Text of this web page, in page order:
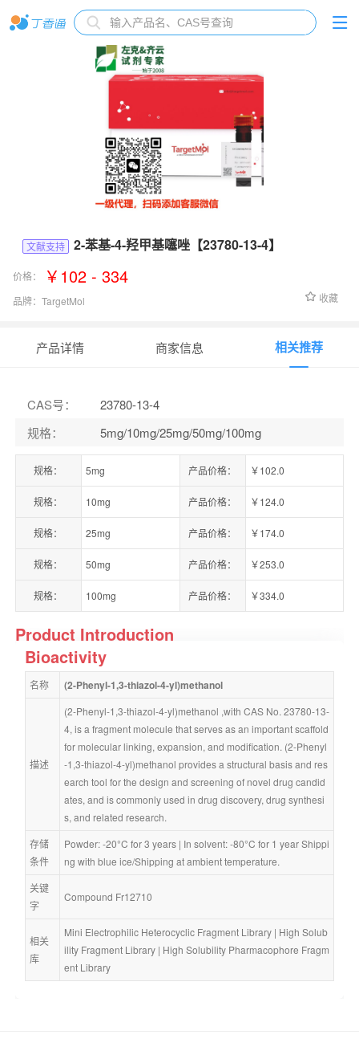
文献支持 2-苯基-4-羟甲基噻唑【23780-13-4】
价格： ￥102 - 334
品牌： TargetMol 收藏
产品详情 商家信息 相关推荐
CAS号：
23780-13-4
规格： 5mg/10mg/25mg/50mg/100mg
规格： 5mg 产品价格： ￥102.0
规格： 10mg 产品价格： ￥124.0
规格： 25mg 产品价格： ￥174.0
规格： 50mg 产品价格： ￥253.0
规格： 100mg 产品价格： ￥334.0
Product Introduction
Bioactivity
名称 (2-Phenyl-1,3-thiazol-4-yl)methanol
描述
(2-Phenyl-1,3-thiazol-4-yl)methanol ,with CAS No. 23780-13-
4, is a fragment molecule that serves as an important scaffold
for molecular linking, expansion, and modification. (2-Phenyl
-1,3-thiazol-4-yl)methanol provides a structural basis and res
earch tool for the design and screening of novel drug candid
ates, and is commonly used in drug discovery, drug synthesi
s, and related research.
存储
条件
Powder: -20°C for 3 years | In solvent: -80°C for 1 year Shippi
ng with blue ice/Shipping at ambient temperature.
关键
字
Compound Fr12710
相关
库
Mini Electrophilic Heterocyclic Fragment Library | High Solub
ility Fragment Library | High Solubility Pharmacophore Fragm
ent Library